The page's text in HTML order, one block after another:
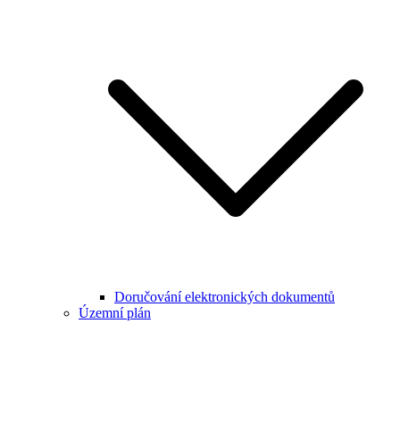
Doručování elektronických dokumentů
Územní plán